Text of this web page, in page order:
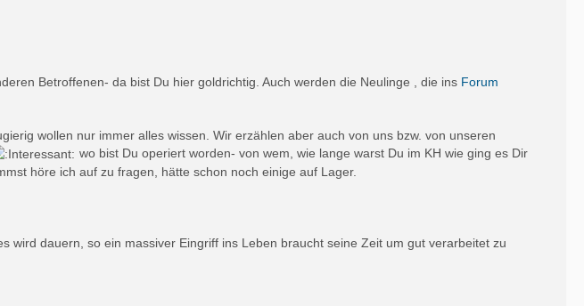
Betroffenen- da bist Du hier goldrichtig. Auch werden die Neulinge , die ins Forum
wollen nur immer alles wissen. Wir erzählen aber auch von uns bzw. von unseren
wo bist Du operiert worden- von wem, wie lange warst Du im KH wie ging es Dir
höre ich auf zu fragen, hätte schon noch einige auf Lager.
wird dauern, so ein massiver Eingriff ins Leben braucht seine Zeit um gut verarbeitet zu